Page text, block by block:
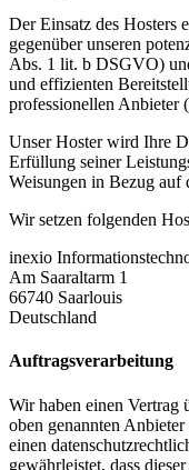
Der Einsatz des Hosters
gegenüber unseren
Abs. 1 lit. b DSGVO)
und effizienten
professionellen
Unser Hoster wird Ihre
Erfüllung seiner
Weisungen in Bezug auf
Wir setzen folgenden
inexio
Am Saaraltarm 1
66740 Saarlouis
Deutschland
Auftragsverarbeitung
Wir haben einen
oben genannten
einen
gewährleistet, dass